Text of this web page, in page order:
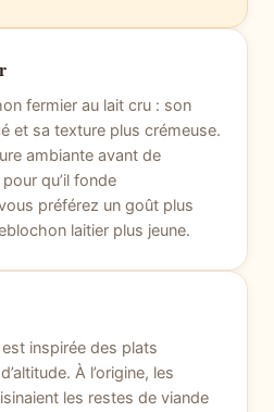
fermier au lait cru : son
et sa texture plus crémeuse.
ambiante avant de
qu’il fonde
préférez un goût plus
laitier plus jeune.
inspirée des plats
À l’origine, les
les restes de viande